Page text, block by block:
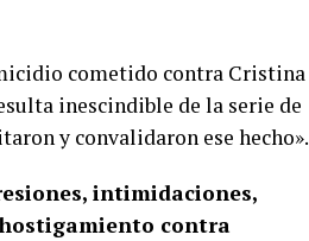
cometido contra Cristina
inescindible de la serie de
y convalidaron ese hecho».
intimidaciones,
contra